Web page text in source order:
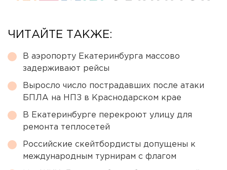
ЧИТАЙТЕ ТАКЖЕ:
В аэропорту Екатеринбурга массово
задерживают рейсы
Выросло число пострадавших после атаки
БПЛА на НПЗ в Краснодарском крае
В Екатеринбурге перекроют улицу для
ремонта теплосетей
Российские скейтбордисты допущены к
международным турнирам с флагом